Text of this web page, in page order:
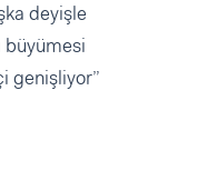
deyişle
büyümesi
genişliyor”